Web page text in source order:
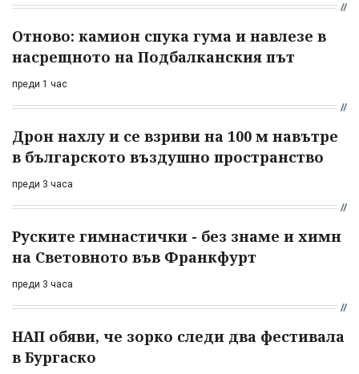
Отново: камион спука гума и навлезе в
насрещното на Подбалканския път
преди 1 час
Дрон нахлу и се взриви на 100 м навътре
в българското въздушно пространство
преди 3 часа
Руските гимнастички - без знаме и химн
на Световното във Франкфурт
преди 3 часа
НАП обяви, че зорко следи два фестивала
в Бургаско